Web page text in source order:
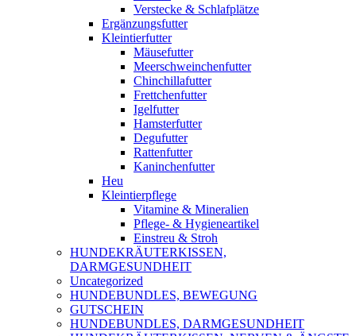
Verstecke & Schlafplätze
Ergänzungsfutter
Kleintierfutter
Mäusefutter
Meerschweinchenfutter
Chinchillafutter
Frettchenfutter
Igelfutter
Hamsterfutter
Degufutter
Rattenfutter
Kaninchenfutter
Heu
Kleintierpflege
Vitamine & Mineralien
Pflege- & Hygieneartikel
Einstreu & Stroh
HUNDEKRÄUTERKISSEN,
DARMGESUNDHEIT
Uncategorized
HUNDEBUNDLES, BEWEGUNG
GUTSCHEIN
HUNDEBUNDLES, DARMGESUNDHEIT